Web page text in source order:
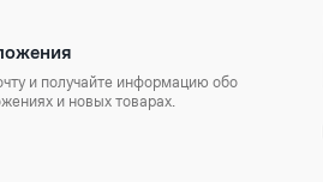
и получайте информацию обо
и новых товарах.